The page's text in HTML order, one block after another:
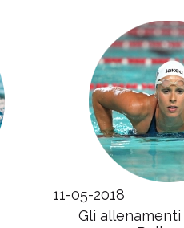
11-05-2018
Gli allenamenti